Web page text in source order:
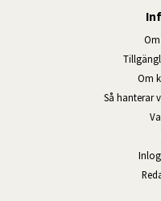
Om
Så hanterar